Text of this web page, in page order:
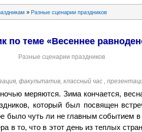
» Разные сценарии праздников
по теме «Весеннее
Разные сценарии праздников
факультатив, классный час ,
меряются. Зима кончается,
который был посвящен
было чуть ли не главным событием
в то, что в этот день из теплых